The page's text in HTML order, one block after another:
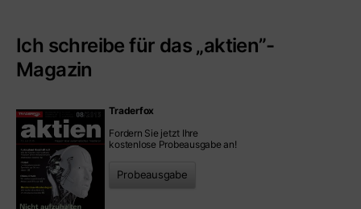
Ich schreibe für das „aktien”-
Magazin
Traderfox
Fordern Sie jetzt Ihre
kostenlose Probeausgabe an!
Probeausgabe